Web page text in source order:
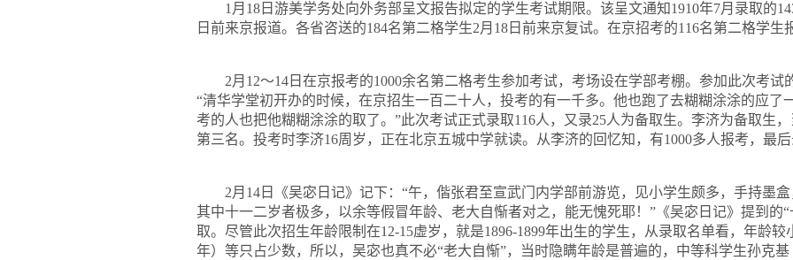
1 月 18 日游美学务处向外务部呈文报告拟定的学生考试期限。该呈文通知1910年7月录取的
日前来京报道。各省咨送的184名第二格学生2月 18 日前来京复试。在京招考的116名第二格学生
2月 12～14 日在京报考的1000余名第二格考生参加考试，考场设在学部考棚。参加此次考试
“清华学堂初开办的时候，在京招生一百二十人，投考的有一千多。他也跑了去糊糊涂涂的应了
考的人也把他糊糊涂涂的取了。”此次考试正式录取116人，又录25人为备取生。李济为备取生
第三名。投考时李济16周岁，正在北京五城中学就读。从李济的回忆知，有1000多人报考，最
2月 14 日《吴宓日记》记下：“午，偕张君至宣武门内学部前游览，见小学生颇多，手持墨
其中十一二岁者极多，以余等假冒年龄、老大自惭者对之，能无愧死耶！”《吴宓日记》提到的
取。尽管此次招生年龄限制在12-15虚岁，就是1896-1899年出生的学生，从录取名单看，年龄较
年）等只占少数，所以，吴宓也真不必“老大自惭”，当时隐瞒年龄是普遍的，中等科学生孙克基